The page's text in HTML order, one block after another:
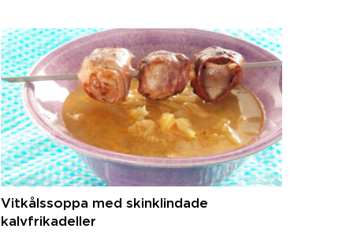
Vitkålssoppa med skinklindade
kalvfrikadeller